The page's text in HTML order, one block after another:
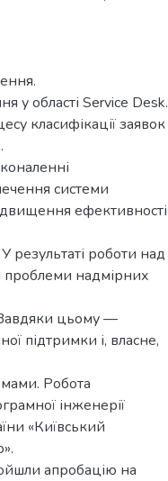
у області Service Desk.
класифікації заявок
системи
ефективності
результаті роботи над
надмірних
цьому —
підтримки і, власне,
Робота
інженерії
«Київський
апробацію на